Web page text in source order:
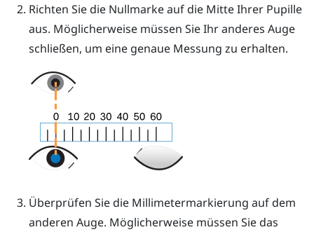
Richten Sie die Nullmarke auf die Mitte Ihrer Pupille
aus. Möglicherweise müssen Sie Ihr anderes Auge
schließen, um eine genaue Messung zu erhalten.
Überprüfen Sie die Millimetermarkierung auf dem
anderen Auge. Möglicherweise müssen Sie das